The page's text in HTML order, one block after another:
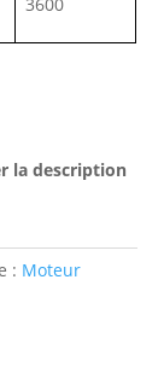
la description
: Moteur